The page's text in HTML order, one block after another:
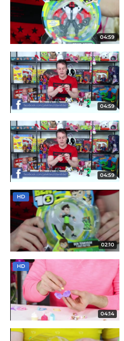
04:59
04:59
04:59
HD
02:10
HD
04:14